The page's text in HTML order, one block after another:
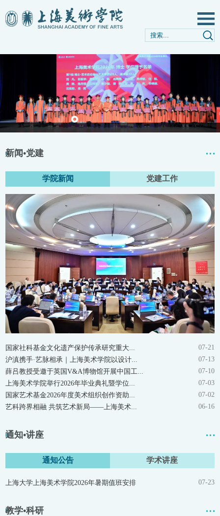
新闻•党建
学院新闻 党建工作
国家社科基金文化遗产保护传承研究重大...
07-21
沪滇携手·艺脉相承｜上海美术学院以设计...
07-13
薛吕教授受邀于英国V&A博物馆开展中国工...
07-10
上海美术学院举行2026年毕业典礼暨学位...
07-03
国家艺术基金2026年度美术组织创作资助...
07-02
艺科跨界相融 共筑艺术新局——上海美术...
06-16
通知•讲座
通知公告 学术讲座
上海大学上海美术学院2026年暑期值班安排 07-23
教学•科研